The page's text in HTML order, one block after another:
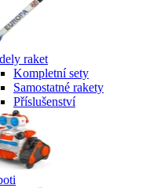
raket
Kompletní sety
Samostatné rakety
Příslušenství